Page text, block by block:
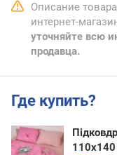
Описание
интернет-
уточняйте всю
продавца.
Где купить?